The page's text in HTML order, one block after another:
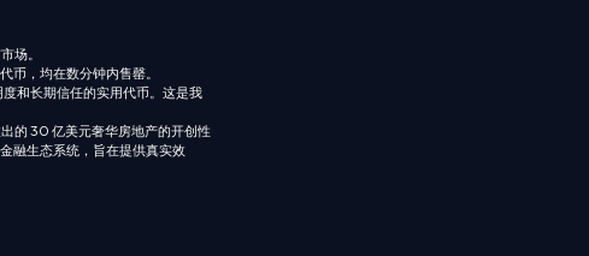
场。
，均在数分钟内售罄。
和长期信任的实用代币。这是我
的 30 亿美元奢华房地产的开创性
融生态系统，旨在提供真实效